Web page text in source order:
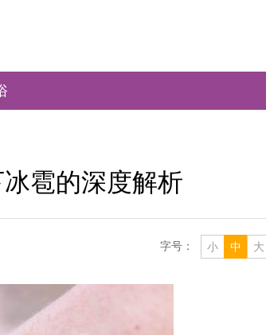
雹的深度解析
小 中 大
字号：